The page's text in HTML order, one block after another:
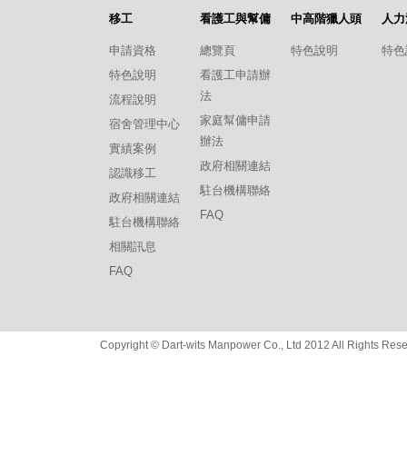
移工
申請資格
特色說明
流程說明
宿舍管理中心
實績案例
認識移工
政府相關連結
駐台機構聯絡
相關訊息
FAQ
看護工與幫傭
總覽頁
看護工申請辦
法
家庭幫傭申請
辦法
政府相關連結
駐台機構聯絡
FAQ
中高階獵人頭
特色說明
人
特
Copyright © Dart-wits Manpower Co., Ltd 2012 All Rights